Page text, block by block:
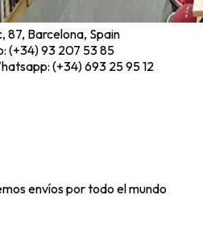
87, Barcelona, Spain
(+34) 93 207 53 85
(+34) 693 25 95 12
envíos por todo el mundo